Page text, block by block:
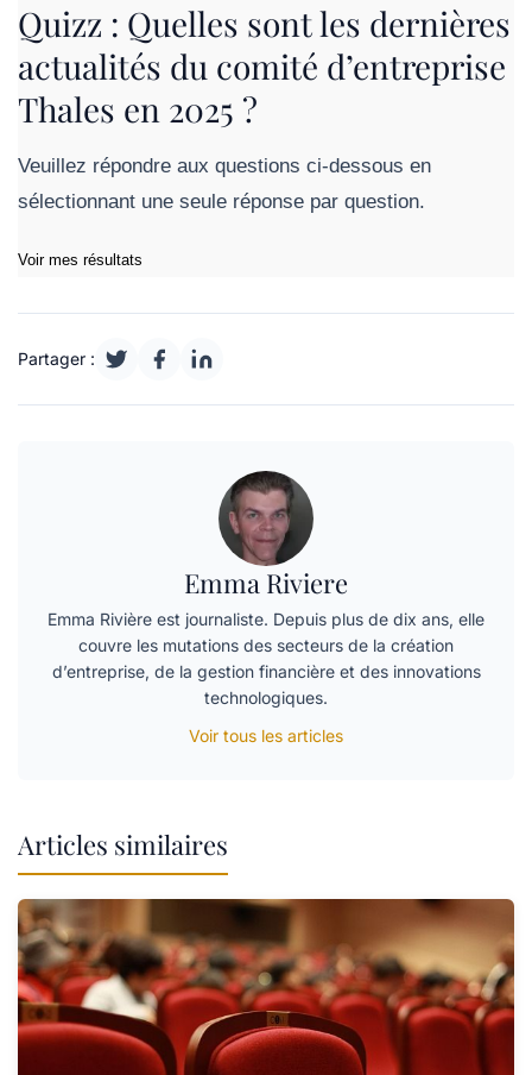
Quizz : Quelles sont les dernières
actualités du comité d’entreprise
Thales en 2025 ?
Veuillez répondre aux questions ci-dessous en
sélectionnant une seule réponse par question.
Voir mes résultats
Partager :
Emma Riviere
Emma Rivière est journaliste. Depuis plus de dix ans, elle
couvre les mutations des secteurs de la création
d’entreprise, de la gestion financière et des innovations
technologiques.
Voir tous les articles
Articles similaires